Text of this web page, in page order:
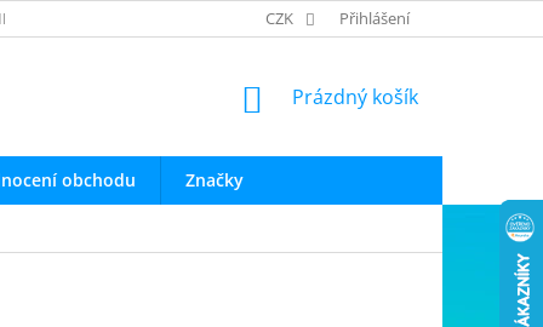
INFO O PRODUKTECH OBCHODNÍ PODMÍNKY
CZK Přihlášení
NÁKUPNÍ
Prázdný košík
obchodu Značky